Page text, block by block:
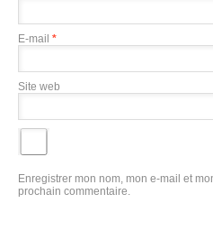
E-mail *
Site web
Enregistrer mon nom, mon e-mail et
prochain commentaire.